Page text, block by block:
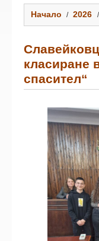
Начало 2026
класиране
спасител“